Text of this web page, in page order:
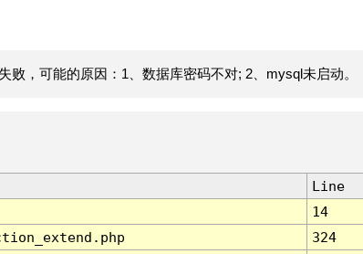
败，可能的原因：1、数据库密码不对; 2、mysql未启动。
Line
14
324